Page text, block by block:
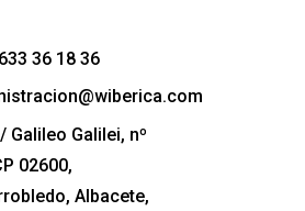
36 18 36
Galileo Galilei, nº
02600,
Albacete,